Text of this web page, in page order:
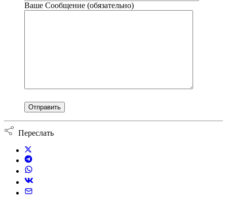
Ваше Сообщение (обязательно)
Переслать